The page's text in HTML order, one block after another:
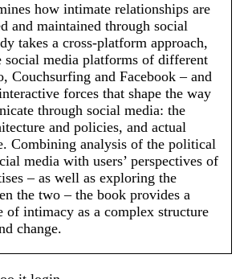
how intimate relationships are
and maintained through social
takes a cross-platform approach,
social media platforms of different
Couchsurfing and Facebook – and
forces that shape the way
through social media: the
and policies, and actual
Combining analysis of the political
media with users’ perspectives of
– as well as exploring the
the two – the book provides a
of intimacy as a complex structure
change.